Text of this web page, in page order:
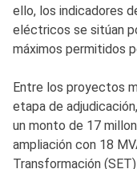
ello, los indicadores
eléctricos se sitúan
máximos permitidos
Entre los proyectos
etapa de
un monto de 17
ampliación con 18
Transformación